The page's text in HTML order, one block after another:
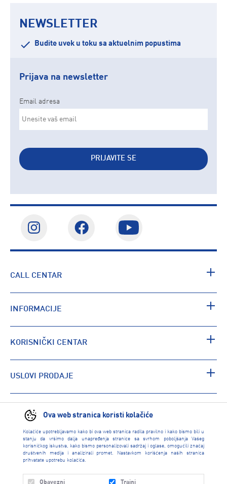
Ova web stranica koristi kolačiće
Kolačiće upotrebljavamo kako bi ova web stranica radila pravilno i kako bismo bili u
stanju da vršimo dalja unapređenja stranice sa svrhom poboljšanja Vašeg
korisničkog iskustva, kako bismo personalizovali sadržaj i oglase, omogućili značaj
društvenih medija i analizirali promet. Nastavkom korišćenja naših stranica
prihvatate upotrebu kolačića.
Obavezni Trajni
NEWSLETTER
Budite uvek u toku sa aktuelnim popustima
Prijava na newsletter
Email adresa
PRIJAVITE SE
CALL CENTAR
INFORMACIJE
KORISNIČKI CENTAR
USLOVI PRODAJE
PRONAĐI RADNJU